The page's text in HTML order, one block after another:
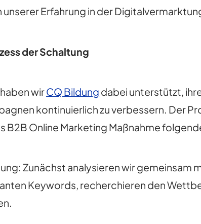
unserer Erfahrung in der
der Schaltung
wirCQ Bildung dabei unterstützt,
kontinuierlich zu verbessern. Der
B2B Online Marketing Maßnahme
Zunächst analysieren wir gemeinsam
Keywords, recherchieren den